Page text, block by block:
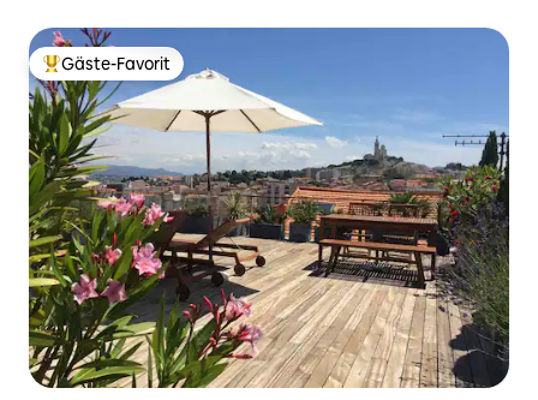
Beliebter Gäste-Favorit.
Gäste-Favorit